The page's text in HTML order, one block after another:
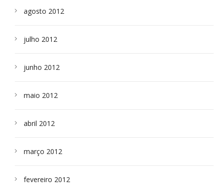
agosto 2012
julho 2012
junho 2012
maio 2012
abril 2012
março 2012
fevereiro 2012